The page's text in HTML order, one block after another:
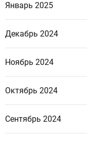
Январь 2025
Декабрь 2024
Ноябрь 2024
Октябрь 2024
Сентябрь 2024